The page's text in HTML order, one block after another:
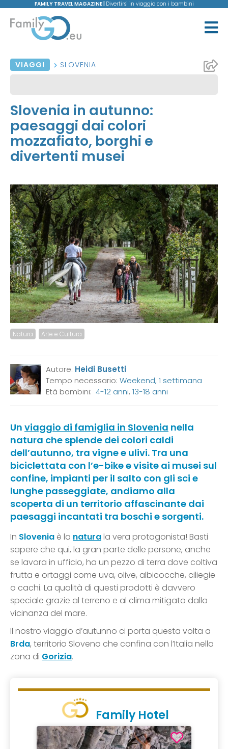
FAMILY TRAVEL MAGAZINE | Divertirsi in viaggio con i bambini
VIAGGI SLOVENIA
Slovenia in autunno:
paesaggi dai colori
mozzafiato, borghi e
divertenti musei
Natura Arte e Cultura
Autore: Heidi Busetti
Tempo necessario: Weekend, 1 settimana
Età bambini: 4-12 anni, 13-18 anni
Un viaggio di famiglia in Slovenia nella
natura che splende dei colori caldi
dell’autunno, tra vigne e ulivi. Tra una
biciclettata con l’e-bike e visite ai musei sul
confine, impianti per il salto con gli sci e
lunghe passeggiate, andiamo alla
scoperta di un territorio affascinante dai
paesaggi incantati tra boschi e sorgenti.
In Slovenia è la naturala vera protagonista! Basti
sapere che qui, la gran parte delle persone, anche
se lavora in ufficio, ha un pezzo di terra dove coltiva
frutta e ortaggi come uva, olive, albicocche, ciliegie
o cachi. La qualità di questi prodotti è davvero
speciale grazie al terreno e al clima mitigato dalla
vicinanza del mare.
Il nostro viaggio d’autunno ci porta questa volta a
Brda, territorio Sloveno che confina con l’Italia nella
zona di Gorizia.
Family Hotel